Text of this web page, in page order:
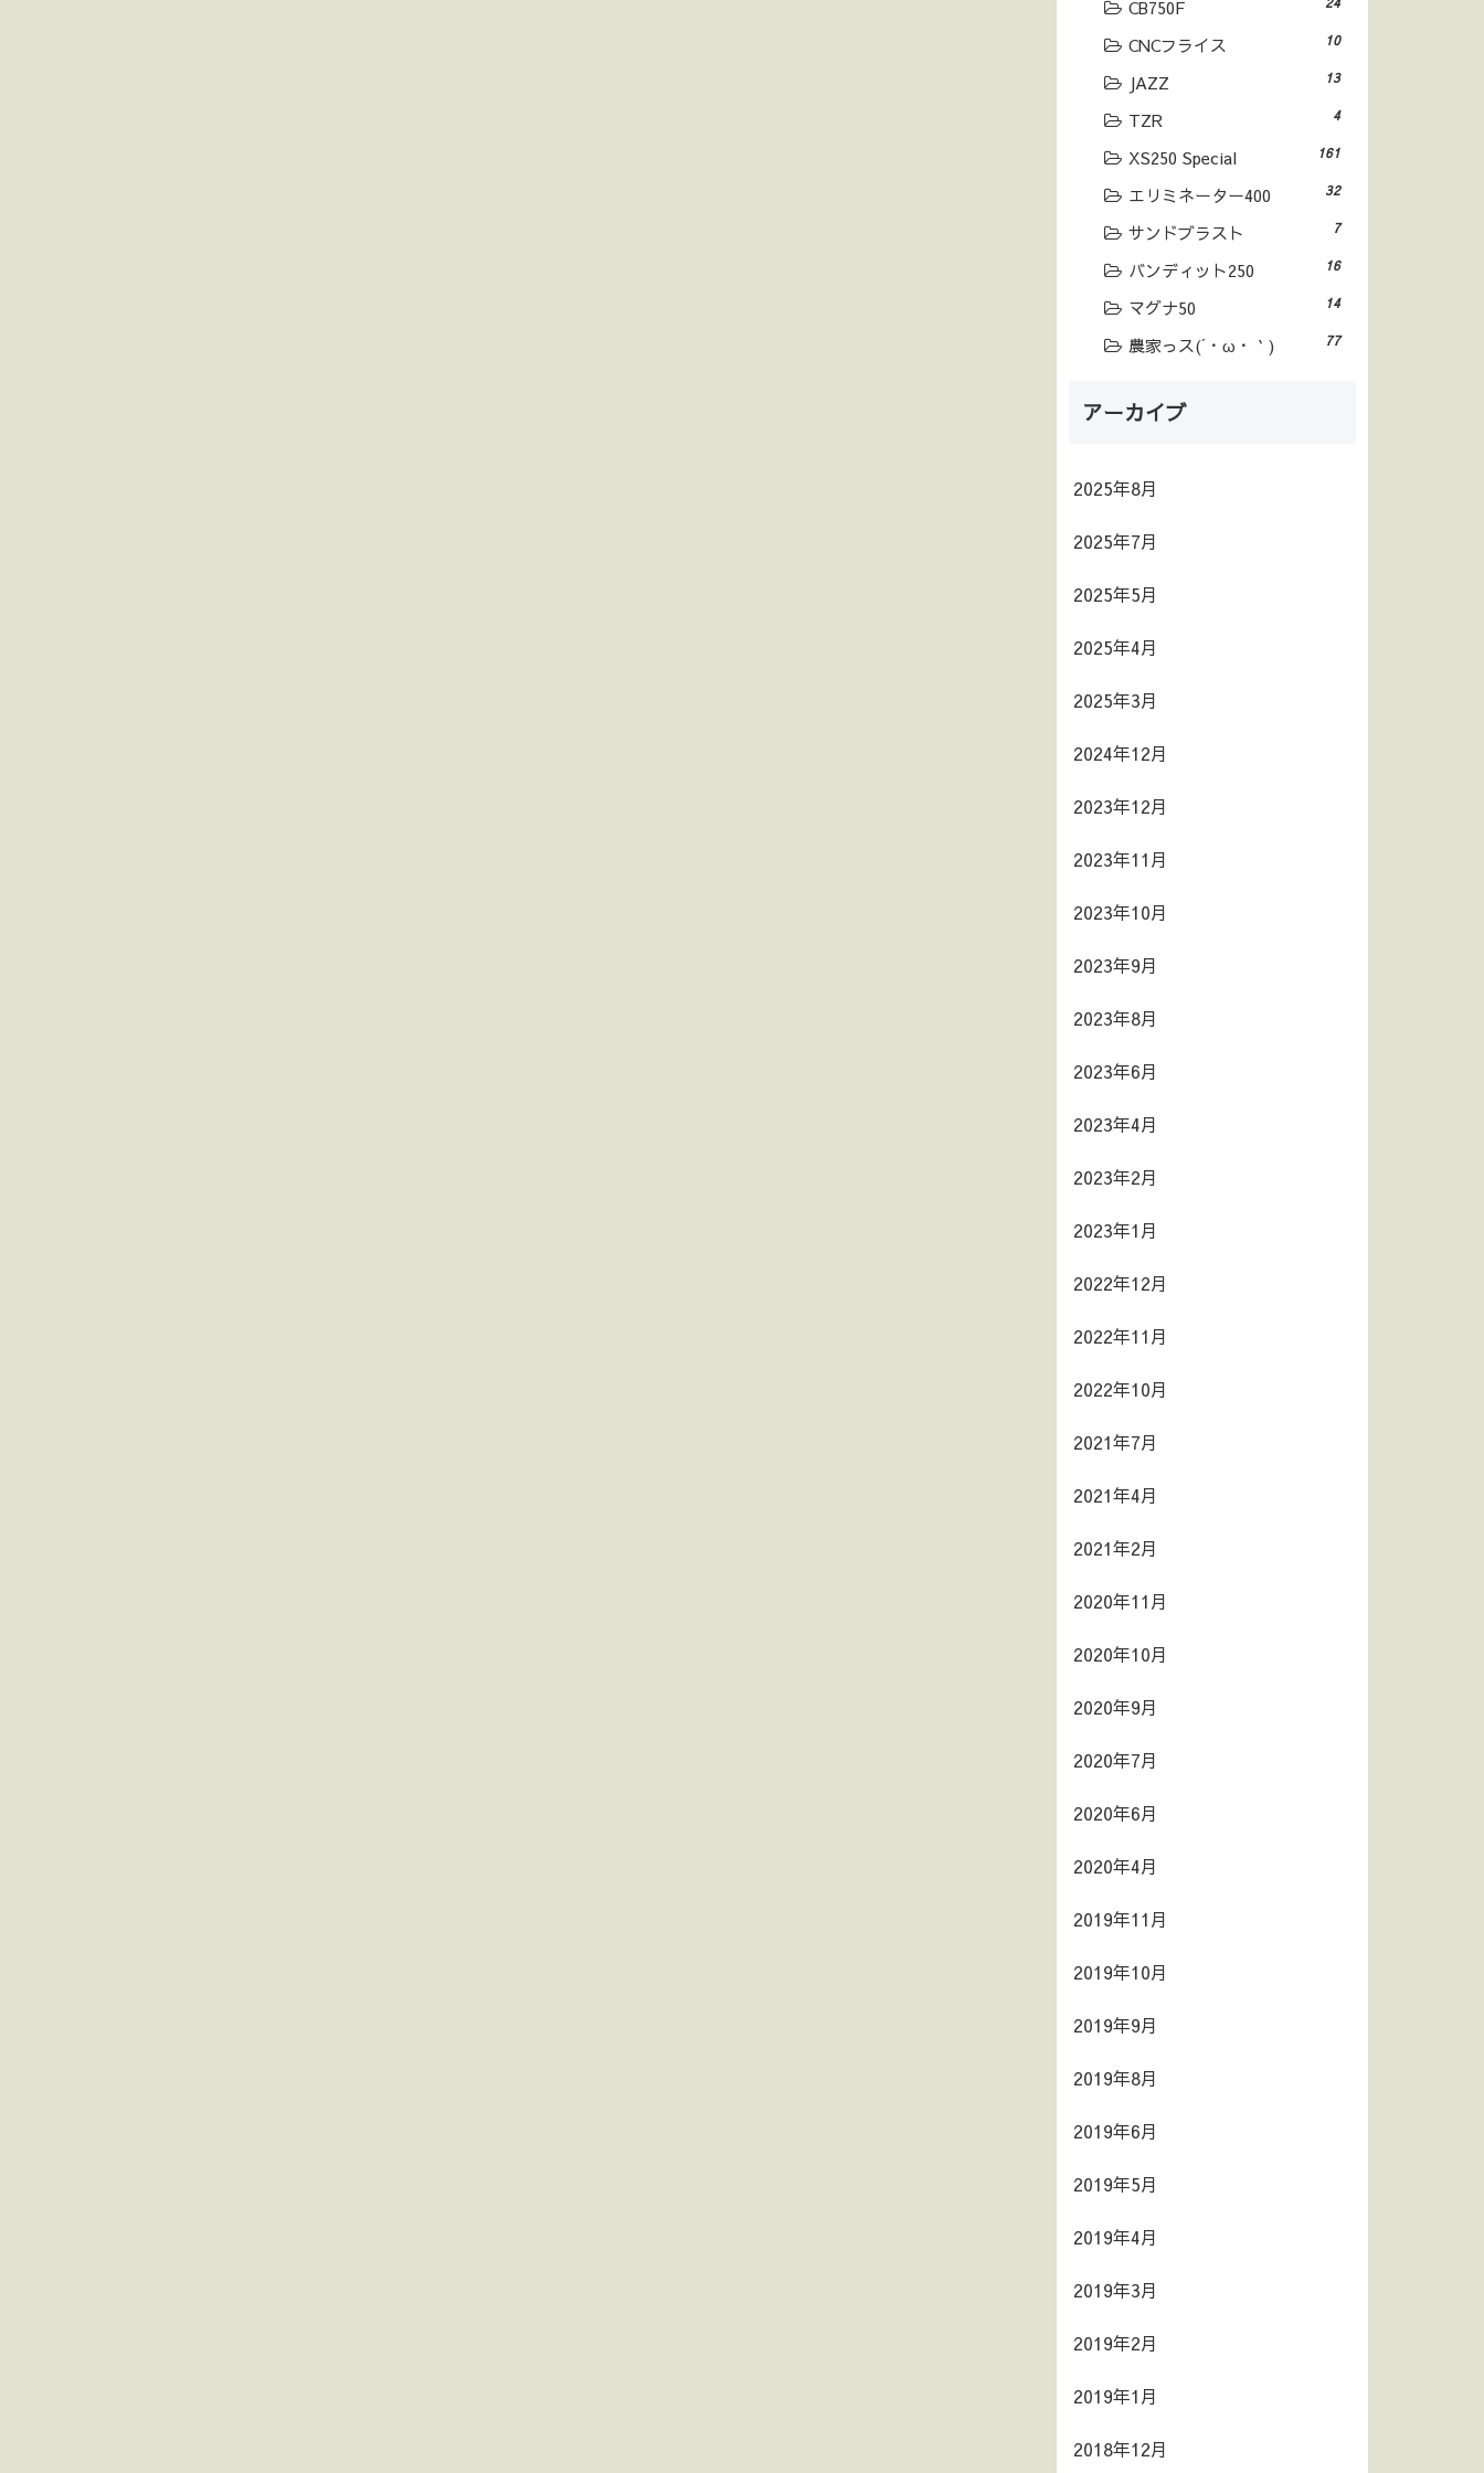
CB750F
CNCフライス 10
JAZZ 13
TZR 4
XS250 Special 161
エリミネーター400 32
サンドブラスト 7
バンディット250 16
マグナ50 14
農家っス(´・ω・｀) 77
アーカイブ
2025年8月
2025年7月
2025年5月
2025年4月
2025年3月
2024年12月
2023年12月
2023年11月
2023年10月
2023年9月
2023年8月
2023年6月
2023年4月
2023年2月
2023年1月
2022年12月
2022年11月
2022年10月
2021年7月
2021年4月
2021年2月
2020年11月
2020年10月
2020年9月
2020年7月
2020年6月
2020年4月
2019年11月
2019年10月
2019年9月
2019年8月
2019年6月
2019年5月
2019年4月
2019年3月
2019年2月
2019年1月
2018年12月